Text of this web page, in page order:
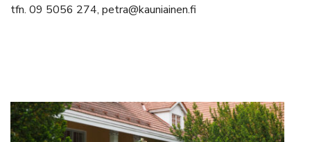
tfn. 09 5056 274, petra@kauniainen.fi